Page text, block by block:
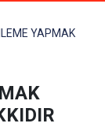
YAPMAK